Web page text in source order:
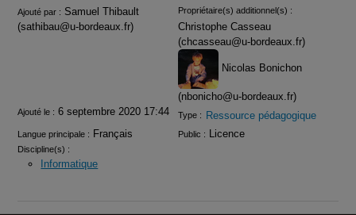
Infos
Ajouté par : Samuel Thibault
(sathibau@u-bordeaux.fr)
Propriétaire(s) additionnel(s) :
Christophe Casseau
(chcasseau@u-bordeaux.fr)
Nicolas Bonichon
(nbonicho@u-bordeaux.fr)
Ajouté le : 6 septembre 2020 17:44 Type : Ressource pédagogique
Langue principale : Français Public : Licence
Discipline(s) :
Informatique